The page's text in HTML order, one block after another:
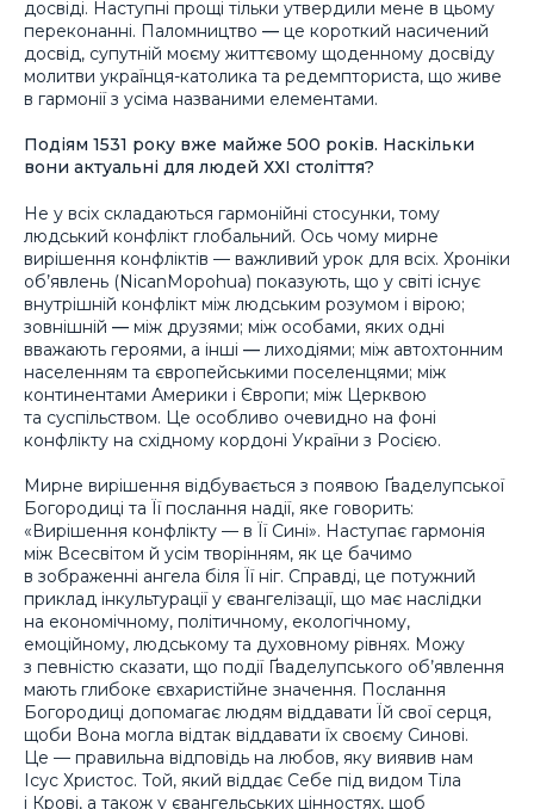
досвіді. Наступні прощі тільки утвердили мене в цьому
переконанні. Паломництво — це короткий насичений
досвід, супутній моєму життєвому щоденному досвіду
молитви українця-католика та редемпториста, що живе
в гармонії з усіма названими елементами.
Подіям 1531 року вже майже 500 років. Наскільки
вони актуальні для людей ХХІ століття?
Не у всіх складаються гармонійні стосунки, тому
людський конфлікт глобальний. Ось чому мирне
вирішення конфліктів — важливий урок для всіх. Хроніки
об’явлень (NicanMopohua) показують, що у світі існує
внутрішній конфлікт між людським розумом і вірою;
зовнішній — між друзями; між особами, яких одні
вважають героями, а інші — лиходіями; між автохтонним
населенням та європейськими поселенцями; між
континентами Америки і Європи; між Церквою
та суспільством. Це особливо очевидно на фоні
конфлікту на східному кордоні України з Росією.
Мирне вирішення відбувається з появою Ґваделупської
Богородиці та Її послання надії, яке говорить:
«Вирішення конфлікту — в Її Сині». Наступає гармонія
між Всесвітом й усім творінням, як це бачимо
в зображенні ангела біля Її ніг. Справді, це потужний
приклад інкультурації у євангелізації, що має наслідки
на економічному, політичному, екологічному,
емоційному, людському та духовному рівнях. Можу
з певністю сказати, що події Ґваделупського об’явлення
мають глибоке євхаристійне значення. Послання
Богородиці допомагає людям віддавати Їй свої серця,
щоби Вона могла відтак віддавати їх своєму Синові.
Це — правильна відповідь на любов, яку виявив нам
Ісус Христос. Той, який віддає Себе під видом Тіла
і Крові, а також у євангельських цінностях, щоб